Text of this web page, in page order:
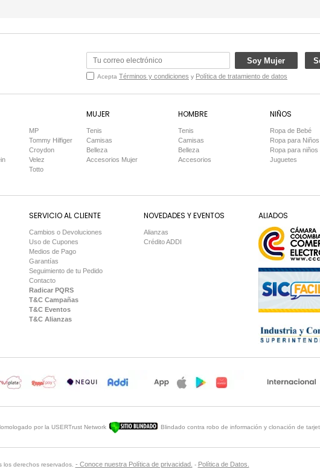
Soy Mujer
Acepta Términos y condiciones y Política de tratamiento de datos
MP
Tommy Hilfiger
Croydon
Velez
Totto
MUJER
Tenis
Camisas
Belleza
Accesorios Mujer
HOMBRE
Tenis
Camisas
Belleza
Accesorios
NIÑOS
Ropa de Bebé
Ropa para
Ropa para niños
Juguetes
SERVICIO AL CLIENTE
Cambios o Devoluciones
Uso de Cupones
Medios de Pago
Garantías
Seguimiento de tu Pedido
Contacto
Radicar PQRS
T&C Campañas
T&C Eventos
T&C Alianzas
NOVEDADES Y EVENTOS
Alianzas
Crédito ADDI
ALIADOS
por la USERTrust Network
Sitio Blindado Blindado contra robo de información y clonación de
derechos reservados. - Conoce nuestra Política de privacidad. - Política de Datos.